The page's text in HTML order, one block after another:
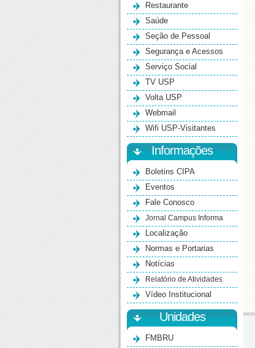
Restaurante
Saúde
Seção de Pessoal
Segurança e Acessos
Serviço Social
TV USP
Volta USP
Webmail
Wifi USP-Visitantes
Informações
Boletins CIPA
Eventos
Fale Conosco
Jornal Campus Informa
Localização
Normas e Portarias
Notícias
Relatório de Atividades
Vídeo Institucional
Unidades
FMBRU